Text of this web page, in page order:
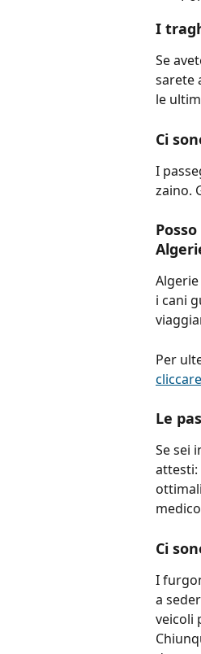
I
Se
sarete
le
Ci
I
zaino.
i cani
Per
Le
Se sei
attesti:
Ci
I
a
veicoli